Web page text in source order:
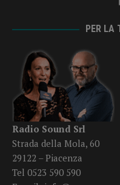
PER LA
Radio Sound Srl
Strada della Mola, 60
29122 – Piacenza
Tel 0523 590 590